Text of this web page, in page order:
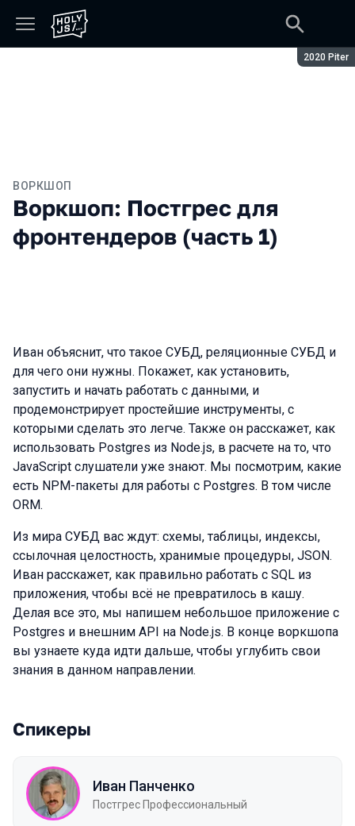
Сезон:
2020 Piter
ВОРКШОП
Воркшоп: Постгрес для
фронтендеров (часть 1)
Иван объяснит, что такое СУБД, реляционные СУБД и
для чего они нужны. Покажет, как установить,
запустить и начать работать с данными, и
продемонстрирует простейшие инструменты, с
которыми сделать это легче. Также он расскажет, как
использовать Postgres из Node.js, в расчете на то, что
JavaScript слушатели уже знают. Мы посмотрим, какие
есть NPM-пакеты для работы с Postgres. В том числе
ORM.
Из мира СУБД вас ждут: схемы, таблицы, индексы,
ссылочная целостность, хранимые процедуры, JSON.
Иван расскажет, как правильно работать с SQL из
приложения, чтобы всё не превратилось в кашу.
Делая все это, мы напишем небольшое приложение с
Postgres и внешним API на Node.js. В конце воркшопа
вы узнаете куда идти дальше, чтобы углубить свои
знания в данном направлении.
Спикеры
Иван Панченко
Постгрес Профессиональный